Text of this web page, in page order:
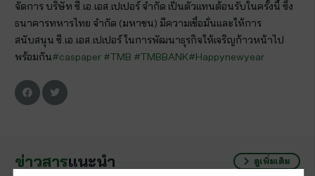
จัดการ บริษัท ซี.เอ.เอส.เปเปอร์ จำกัด เป็นตัวแทนต้อนรับในครั้งนี้ ซึ่ง
ธนาคารทหารไทย จำกัด (มหาชน) มีความเชื่อมั่นและให้การ
สนับสนุน ซี.เอ.เอส.เปเปอร์ ในการพัฒนาธุรกิจให้เจริญก้าวหน้าไป
พร้อมกัน#caspaper #TMB #TMBBANK#Happynewyear
ข่าวสารแนะนำ ดูเพิ่มเติม